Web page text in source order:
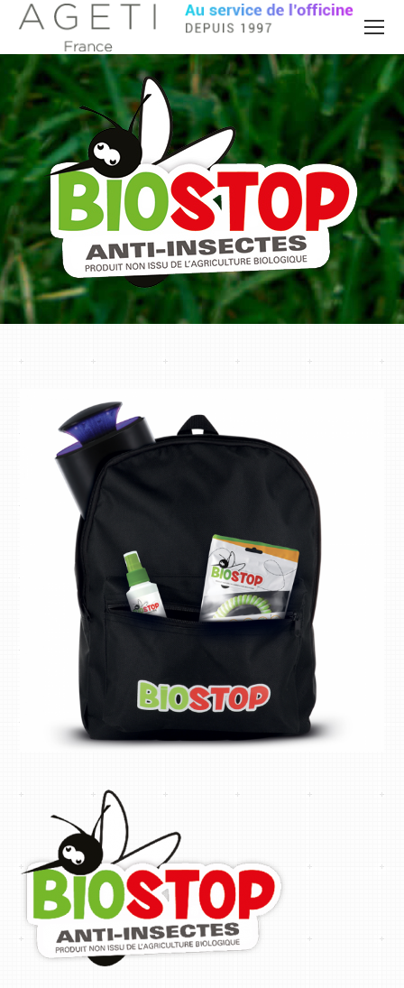
Vous êtes ici :